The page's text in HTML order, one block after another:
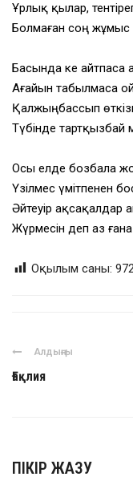
Ұрлық қылар,
Болмаған соң
Басында әке
Ағайын табылмаса
Қалжыңбассып
Түбінде тартқызбай
Осы елде бозбала
Үзілмес үмітпенен
Әйтеуір ақсақалдар
Жүрмесін деп аз
Оқылым саны:
Алдыңғы
Ғақлия
ПІКІР ЖАЗУ